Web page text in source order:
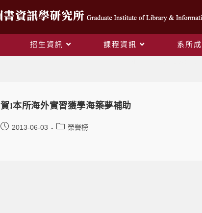
招生資訊 課程資訊 系所
賀!本所海外實習獲學海築夢補助
2013-06-03 榮譽榜